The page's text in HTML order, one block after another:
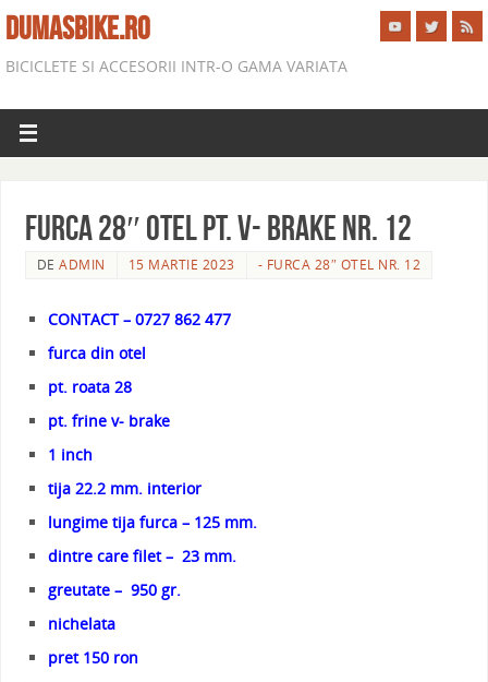
DUMASBIKE.RO
BICICLETE SI ACCESORII INTR-O GAMA VARIATA
FURCA 28″ OTEL PT. V- BRAKE NR. 12
DEADMIN 15 MARTIE 2023 - FURCA 28″ OTEL NR. 12
CONTACT – 0727 862 477
furca din otel
pt. roata 28
pt. frine v- brake
1 inch
tija 22.2 mm. interior
lungime tija furca – 125 mm.
dintre care filet – 23 mm.
greutate – 950 gr.
nichelata
pret 150 ron